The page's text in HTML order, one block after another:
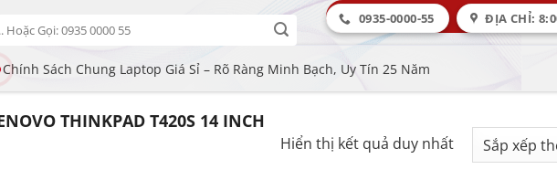
0935-0000-55 ĐỊA CHỈ:
Chính Sách Chung Laptop Giá Sỉ – Rõ Ràng Minh Bạch, Uy Tín 25 Năm
THINKPAD T420S 14 INCH
Hiển thị kết quả duy nhất